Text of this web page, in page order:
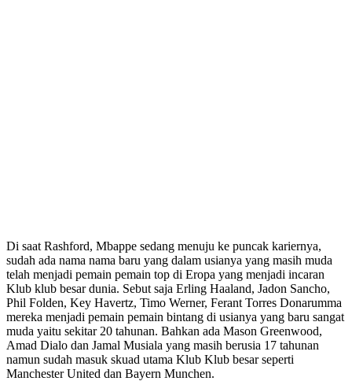
Di saat Rashford, Mbappe sedang menuju ke puncak kariernya,
sudah ada nama nama baru yang dalam usianya yang masih muda
telah menjadi pemain pemain top di Eropa yang menjadi incaran
Klub klub besar dunia. Sebut saja Erling Haaland, Jadon Sancho,
Phil Folden, Key Havertz, Timo Werner, Ferant Torres Donarumma
mereka menjadi pemain pemain bintang di usianya yang baru sangat
muda yaitu sekitar 20 tahunan. Bahkan ada Mason Greenwood,
Amad Dialo dan Jamal Musiala yang masih berusia 17 tahunan
namun sudah masuk skuad utama Klub Klub besar seperti
Manchester United dan Bayern Munchen.